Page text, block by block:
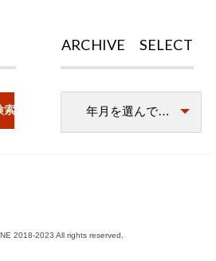
ARCHIVE SELECT
2018-2023 All rights reserved.